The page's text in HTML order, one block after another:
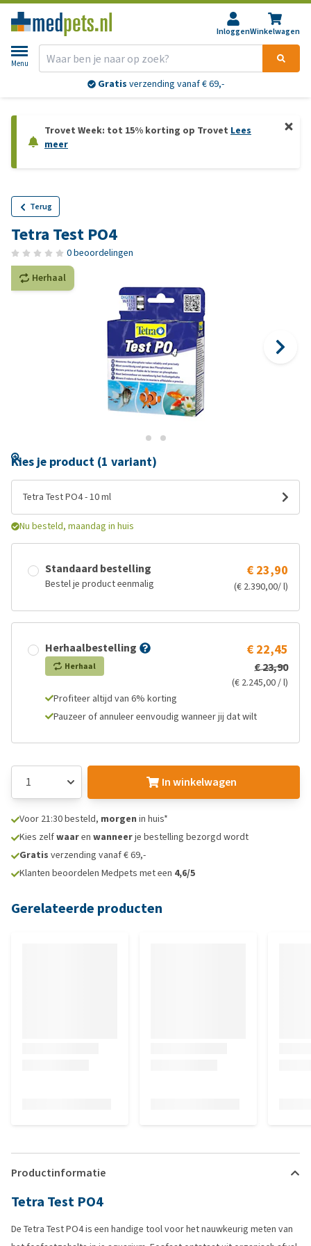
InloggenWinkelwagen
Menu
Gratis verzending vanaf € 69,-
Trovet Week: tot 15% korting op Trovet Lees
meer
Terug
Tetra Test PO4
0 beoordelingen
Herhaal
Kies je product (1 variant)
Tetra Test PO4 - 10 ml
Nu besteld, maandag in huis
Standaard bestelling
Bestel je product eenmalig
€ 23,90
(€ 2.390,00/ l)
Herhaalbestelling
Herhaal
€ 22,45
€ 23,90
(€ 2.245,00 / l)
Profiteer altijd van 6% korting
Pauzeer of annuleer eenvoudig wanneer jij dat wilt
In winkelwagen
Voor 21:30 besteld, morgen in huis*
Kies zelfwaaren wanneerje bestelling bezorgd wordt
Gratis verzending vanaf € 69,-
Klanten beoordelen Medpets met een 4,6/5
Gerelateerde producten
Productinformatie
Tetra Test PO4
De Tetra Test PO4 is een handige tool voor het nauwkeurig meten van